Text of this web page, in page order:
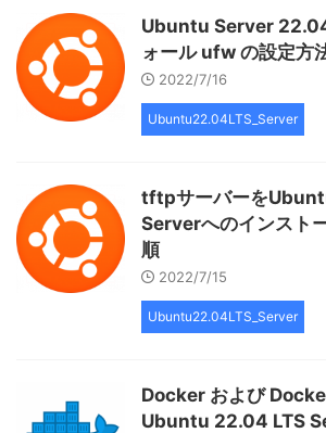
Ubuntu Server
ォール ufw の設定方
2022/7/16
Ubuntu22.04LTS_Server
tftpサーバーを
Serverへのインスト
順
2022/7/15
Ubuntu22.04LTS_Server
Docker および
Ubuntu 22.04 LTS